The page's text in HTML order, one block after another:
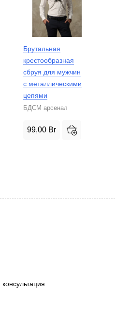
Брутальная
крестообразная
сбруя для мужчин
с металлическими
цепями
БДСМ арсенал
99,00 Br